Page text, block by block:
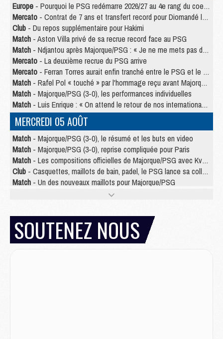
Europe - Pourquoi le PSG redémarre 2026/27 au 4e rang du coefficient UEFA
Mercato - Contrat de 7 ans et transfert record pour Diomandé loin du PSG
Club - Du repos supplémentaire pour Hakimi
Match - Aston Villa privé de sa recrue record face au PSG
Match - Ndjantou après Majorque/PSG : « Je ne me mets pas de plafond »
Mercato - La deuxième recrue du PSG arrive
Mercato - Ferran Torres aurait enfin tranché entre le PSG et le Barça
Match - Rafel Pol « touché » par l'hommage reçu avant Majorque/PSG
Match - Majorque/PSG (3-0), les performances individuelles
Match - Luis Enrique : « On attend le retour de nos internationaux »
MERCREDI 05 AOÛT
Match - Majorque/PSG (3-0), le résumé et les buts en video
Match - Majorque/PSG (3-0), reprise compliquée pour Paris
Match - Les compositions officielles de Majorque/PSG avec Kvara et de nombreux jeunes
Club - Casquettes, maillots de bain, padel, le PSG lance sa collection été
Match - Un des nouveaux maillots pour Majorque/PSG
- Le PSG prépare une nouvelle offre pour Suzuki
Match- Le groupe pour Majorque/PSG avec 11 absents
Mercato- Le PSG officialise un quatrième prêt
Mercato- Liverpool ne veut pas que Barcola au PSG
SOUTENEZ NOUS